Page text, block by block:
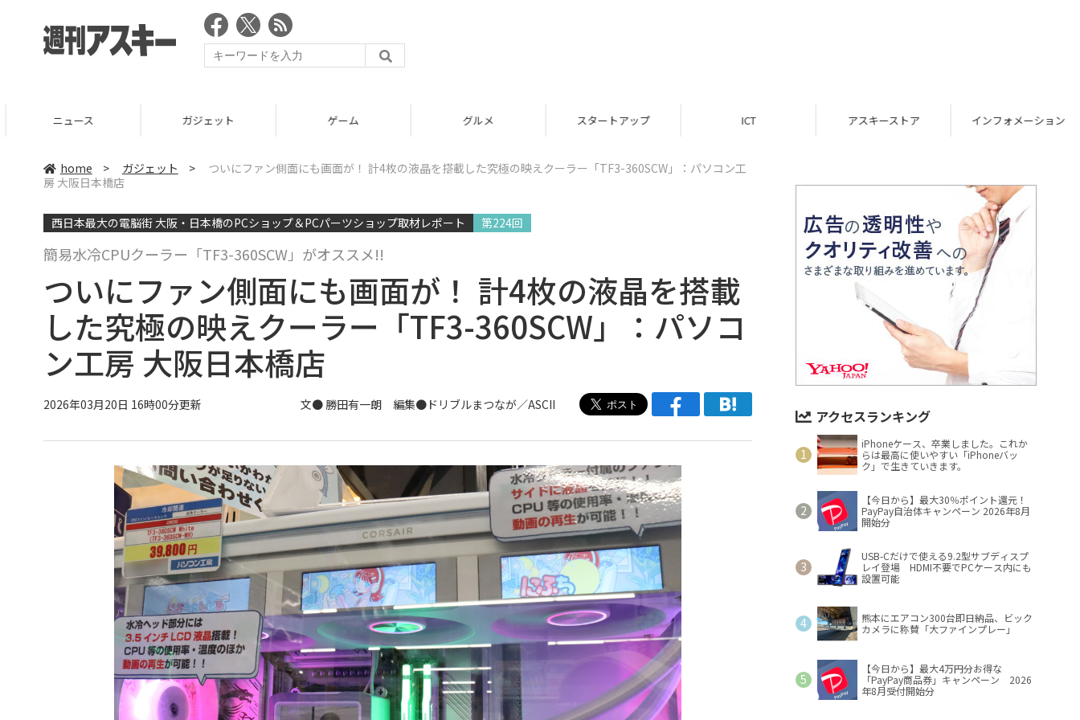
ニュース ガジェット ゲーム グルメ スタートアップ ICT アスキーストア インフォメーション
home > ガジェット >
ついにファン側面にも画面が！ 計4枚の液晶を搭載した究極の映えクーラー「TF3-360SCW」：パソコン工
房 大阪日本橋店
西日本最大の電脳街 大阪・日本橋のPCショップ＆PCパーツショップ取材レポート 第224回
簡易水冷CPUクーラー「TF3-360SCW」がオススメ!!
ついにファン側面にも画面が！ 計4枚の液晶を搭載
した究極の映えクーラー「TF3-360SCW」：パソコ
ン工房 大阪日本橋店
2026年03月20日 16時00分更新 文● 勝田有一朗 編集●ドリブルまつなが／ASCII
アクセスランキング
iPhoneケース、卒業しました。これか
らは最高に使いやすい「iPhoneバッ
ク」で生きていきます。
【今日から】最大30％ポイント還元！
PayPay自治体キャンペーン 2026年8月
開始分
USB-Cだけで使える9.2型サブディスプ
レイ登場 HDMI不要でPCケース内にも
設置可能
熊本にエアコン300台即日納品、ビック
カメラに称賛「大ファインプレー」
【今日から】最大4万円分お得な
「PayPay商品券」キャンペーン 2026
年8月受付開始分